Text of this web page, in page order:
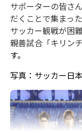
サポーターの皆さ
だくことで集まっ
サッカー観戦が困
親善試合「キリン
す。
写真：サッカー日